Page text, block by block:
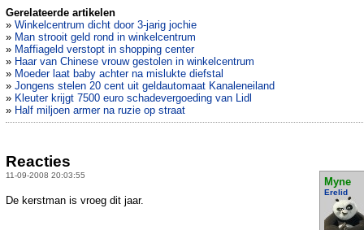
Gerelateerde artikelen
» Winkelcentrum dicht door 3-jarig jochie
» Man strooit geld rond in winkelcentrum
» Maffiageld verstopt in shopping center
» Haar van Chinese vrouw gestolen in winkelcentrum
» Moeder laat baby achter na mislukte diefstal
» Jongens stelen 20 cent uit geldautomaat Kanaleneiland
» Kleuter krijgt 7500 euro schadevergoeding van Lidl
» Half miljoen armer na ruzie op straat
Reacties
11-09-2008 20:03:55
Myne
Erelid
De kerstman is vroeg dit jaar.